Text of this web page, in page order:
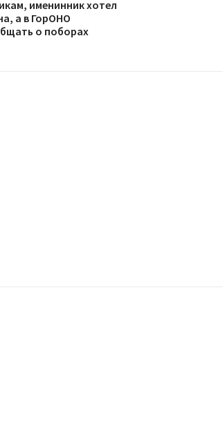
именинник хотел
а в ГорОНО
о поборах